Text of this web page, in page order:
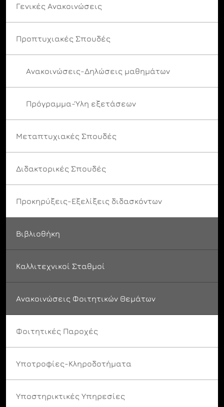
Γενικές Ανακοινώσεις
Προπτυχιακές Σπουδές
Ανακοινώσεις-Δηλώσεις μαθημάτων
Πρόγραμμα-Ύλη εξετάσεων
Μεταπτυχιακές Σπουδές
Διδακτορικές Σπουδές
Προκηρύξεις-Εξελίξεις διδασκόντων
Βιβλιοθήκη
Καλλιτεχνικοί Σταθμοί
Ανακοινώσεις Φοιτητικών Θεμάτων
Φοιτητικές Παροχές
Υποτροφίες-Κληροδοτήματα
Υποστηρικτικές Υπηρεσίες